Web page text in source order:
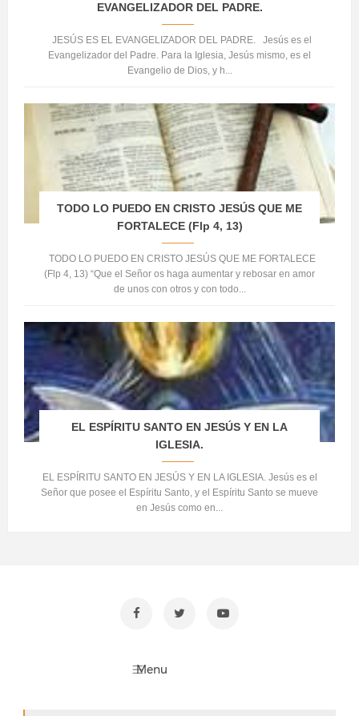
EVANGELIZADOR DEL PADRE.
JESÚS ES EL EVANGELIZADOR DEL PADRE. Jesús es el
Evangelizador del Padre. Para la Iglesia, Jesús mismo, es el
Evangelio de Dios, y h...
TODO LO PUEDO EN CRISTO JESÚS QUE ME
FORTALECE (Flp 4, 13)
TODO LO PUEDO EN CRISTO JESÚS QUE ME FORTALECE
(Flp 4, 13) “Que el Señor os haga aumentar y rebosar en amor
de unos con otros y con todo...
EL ESPÍRITU SANTO EN JESÚS Y EN LA
IGLESIA.
EL ESPÍRITU SANTO EN JESÚS Y EN LA IGLESIA. Jesús es el
Señor que posee el Espíritu Santo, y el Espíritu Santo se mueve
en Jesús como en...